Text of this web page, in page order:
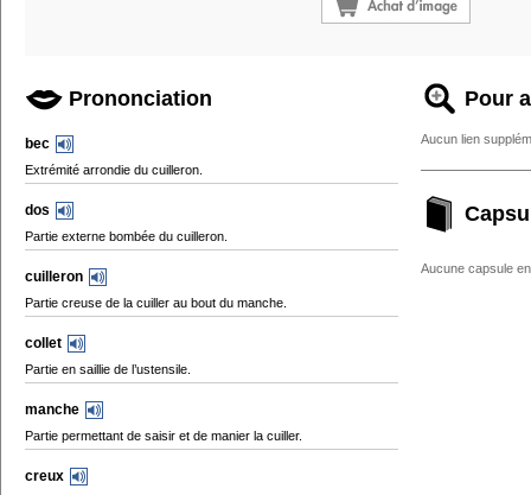
Prononciation
bec
Extrémité arrondie du cuilleron.
dos
Partie externe bombée du cuilleron.
cuilleron
Partie creuse de la cuiller au bout du manche.
collet
Partie en saillie de l’ustensile.
manche
Partie permettant de saisir et de manier la cuiller.
creux
Pour
Aucun lien
Aucune capsule